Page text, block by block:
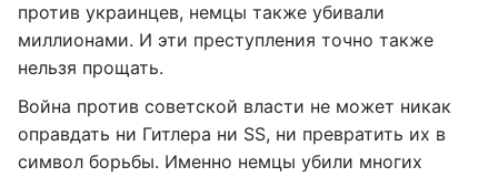
против украинцев, немцы также убивали
миллионами. И эти преступления точно также
нельзя прощать.
Война против советской власти не может никак
оправдать ни Гитлера ни SS, ни превратить их в
символ борьбы. Именно немцы убили многих